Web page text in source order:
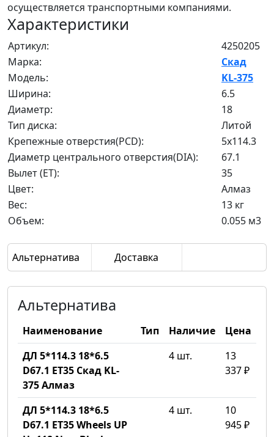
осуществляется транспортными компаниями.
Характеристики
Артикул:
4250205
Марка:
Скад
Модель:
KL-375
Ширина:
6.5
Диаметр:
18
Тип диска:
Литой
Крепежные отверстия(PCD):
5x114.3
Диаметр центрального отверстия(DIA):
67.1
Вылет (ET):
35
Цвет:
Алмаз
Вес:
13 кг
Объем:
0.055 м3
Альтернатива Доставка
Альтернатива
Наименование Тип Наличие
Цена
ДЛ 5*114.3 18*6.5
D67.1 ET35 Скад KL-
375 Алмаз
4 шт.
13
337 ₽
ДЛ 5*114.3 18*6.5
D67.1 ET35 Wheels UP
4 шт.
10
945 ₽